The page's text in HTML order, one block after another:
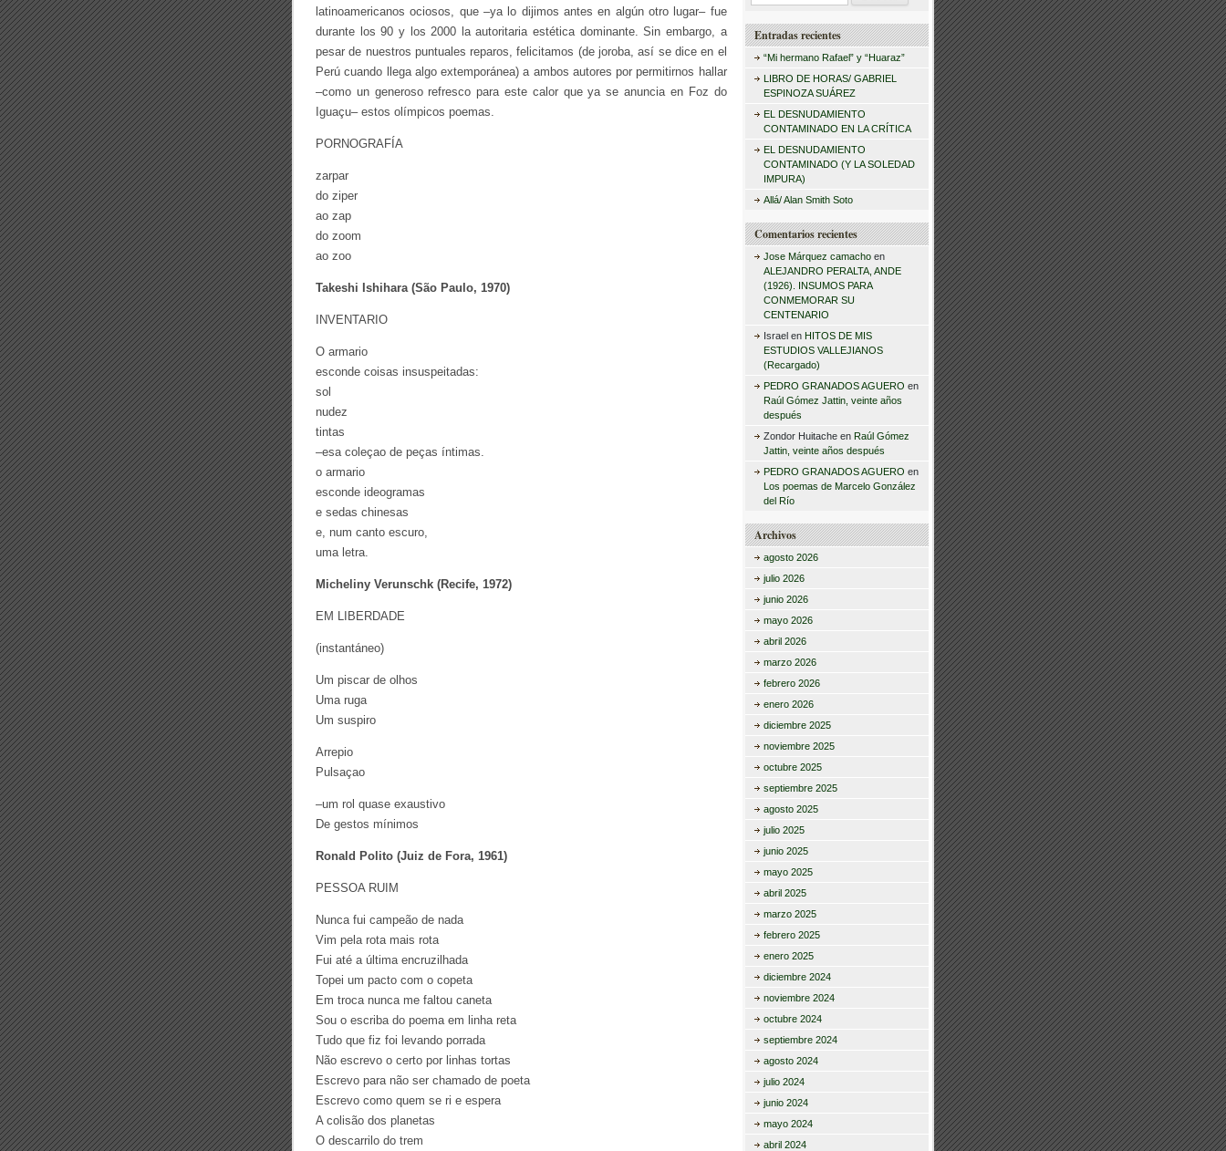
latinoamericanos ociosos, que –ya lo dijimos antes en algún otro lugar– fue
durante los 90 y los 2000 la autoritaria estética dominante. Sin embargo, a
pesar de nuestros puntuales reparos, felicitamos (de joroba, así se dice en el
Perú cuando llega algo extemporánea) a ambos autores por permitirnos hallar
–como un generoso refresco para este calor que ya se anuncia en Foz do
Iguaçu– estos olímpicos poemas.
PORNOGRAFÍA
zarpar
do ziper
ao zap
do zoom
ao zoo
Takeshi Ishihara (São Paulo, 1970)
INVENTARIO
O armario
esconde coisas insuspeitadas:
sol
nudez
tintas
–esa coleçao de peças íntimas.
o armario
esconde ideogramas
e sedas chinesas
e, num canto escuro,
uma letra.
Micheliny Verunschk (Recife, 1972)
EM LIBERDADE
(instantáneo)
Um piscar de olhos
Uma ruga
Um suspiro
Arrepio
Pulsaçao
–um rol quase exaustivo
De gestos mínimos
Ronald Polito (Juiz de Fora, 1961)
PESSOA RUIM
Nunca fui campeão de nada
Vim pela rota mais rota
Fui até a última encruzilhada
Topei um pacto com o copeta
Em troca nunca me faltou caneta
Sou o escriba do poema em linha reta
Tudo que fiz foi levando porrada
Não escrevo o certo por linhas tortas
Escrevo para não ser chamado de poeta
Escrevo como quem se ri e espera
A colisão dos planetas
O descarrilo do trem
s
r
Entradas recientes
“Mi hermano Rafael” y “Huaraz”
LIBRO DE HORAS/ GABRIEL
ESPINOZA SUÁREZ
EL DESNUDAMIENTO
CONTAMINADO EN LA CRÍTICA
EL DESNUDAMIENTO
CONTAMINADO (Y LA SOLEDAD
IMPURA)
Allá/ Alan Smith Soto
Comentarios recientes
Jose Márquez camachoen
ALEJANDRO PERALTA, ANDE
(1926). INSUMOS PARA
CONMEMORAR SU
CENTENARIO
Israelen HITOS DE MIS
ESTUDIOS VALLEJIANOS
(Recargado)
PEDRO GRANADOS AGUERO en
Raúl Gómez Jattin, veinte años
después
Zondor Huitacheen Raúl Gómez
Jattin, veinte años después
PEDRO GRANADOS AGUERO en
Los poemas de Marcelo González
del Río
Archivos
agosto 2026
julio 2026
junio 2026
mayo 2026
abril 2026
marzo 2026
febrero 2026
enero 2026
diciembre 2025
noviembre 2025
octubre 2025
septiembre 2025
agosto 2025
julio 2025
junio 2025
mayo 2025
abril 2025
marzo 2025
febrero 2025
enero 2025
diciembre 2024
noviembre 2024
octubre 2024
septiembre 2024
agosto 2024
julio 2024
junio 2024
mayo 2024
abril 2024